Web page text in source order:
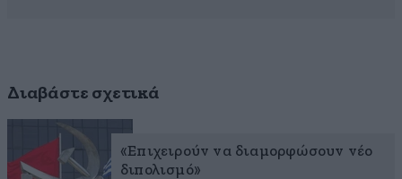
Διαβάστε σχετικά
«Επιχειρούν να διαμορφώσουν νέο
διπολισμό»